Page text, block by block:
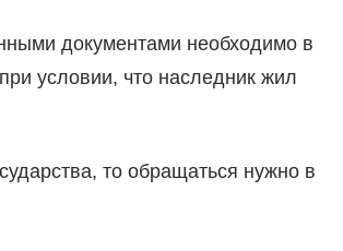
документами необходимо в
условии, что наследник жил
то обращаться нужно в